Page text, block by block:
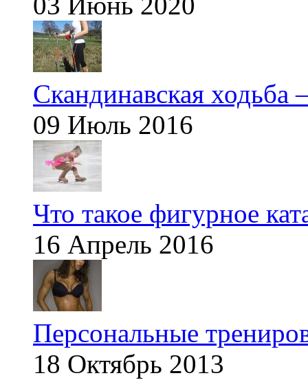
Скандинавская ходьба
09 Июль 2016
Что такое фигурное
16 Апрель 2016
Персональные
18 Октябрь 2013